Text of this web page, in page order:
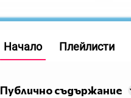
Публично съдържание
Начало Плейлисти